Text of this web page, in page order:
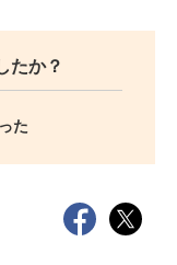
たか？
た